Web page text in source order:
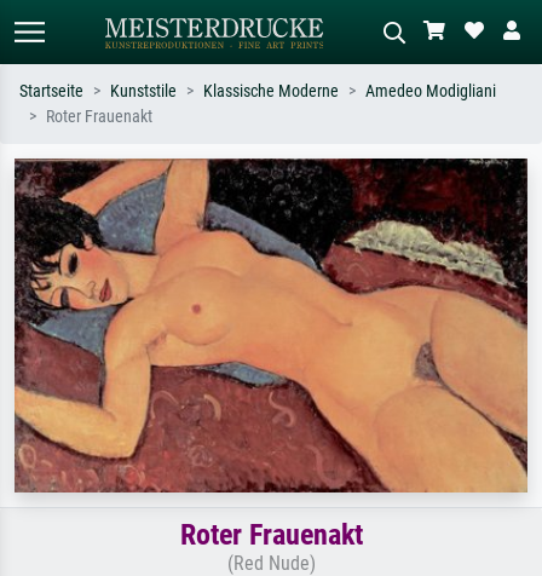
Suchen Sie nach Künstlern, Werktiteln
oder Stilen – z.B. Monet,
Sternennacht, Impressionismus, Welle
Hokusai, Akt.
Beschreiben Sie die Szene – z.B. Grüne
Wiese, Abstrakt mit viel Rot, Dunkles
Ölgemälde, Stehender Akt neben einem
Baum.
Startseite Kunststile Klassische Moderne
Amedeo Modigliani
Roter Frauenakt
Roter Frauenakt
(Red Nude)